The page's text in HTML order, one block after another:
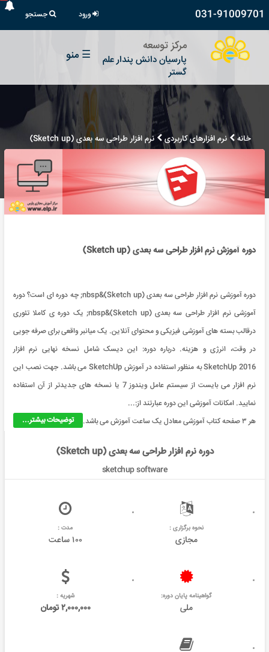
031-91009701 ورود جستجو
مرکز توسعه
پارسیان دانش پندار علم
گستر
☰ منو
خانه نرم افزارهای کاربردی نرم افزار طراحی سه بعدی (Sketch up)
دوره آموزش نرم افزار طراحی سه بعدی (Sketch up)
دوره آموزشی نرم افزار طراحی سه بعدی (Sketch up)&nbsp; چه دوره ای است؟ دوره
آموزشی نرم افزار طراحی سه بعدی (Sketch up)&nbsp; یک دوره ی کاملا تئوری
درقالب بسته های آموزشی فیزیکی و محتوای آنلاین. یک میانبر واقعی برای صرفه جویی
در وقت، انرژی و هزینه. درباره دوره: این دیسک شامل نسخه نهایی نرم افزار
SketchUp 2016 به منظور استفاده در آموزش SketchUp می باشد. جهت نصب این
نرم افزار می بایست از سیستم عامل ویندوز 7 یا نسخه های جدیدتر از آن استفاده
نمایید. امکانات آموزشی این دوره عبارتند از:...
توضیحات بیشتر...
هر ۳ صفحه کتاب آموزشی معادل یک ساعت آموزش می باشد.
دوره نرم افزار طراحی سه بعدی (Sketch up)
sketchup software
نحوه برگزاری :
مجازی
مدت :
۱۰۰ ساعت
گواهینامه پایان دوره:
ملی
شهریه :
۲,۰۰۰,۰۰۰ تومان